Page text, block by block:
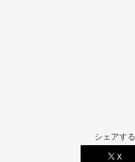
シェアする
X